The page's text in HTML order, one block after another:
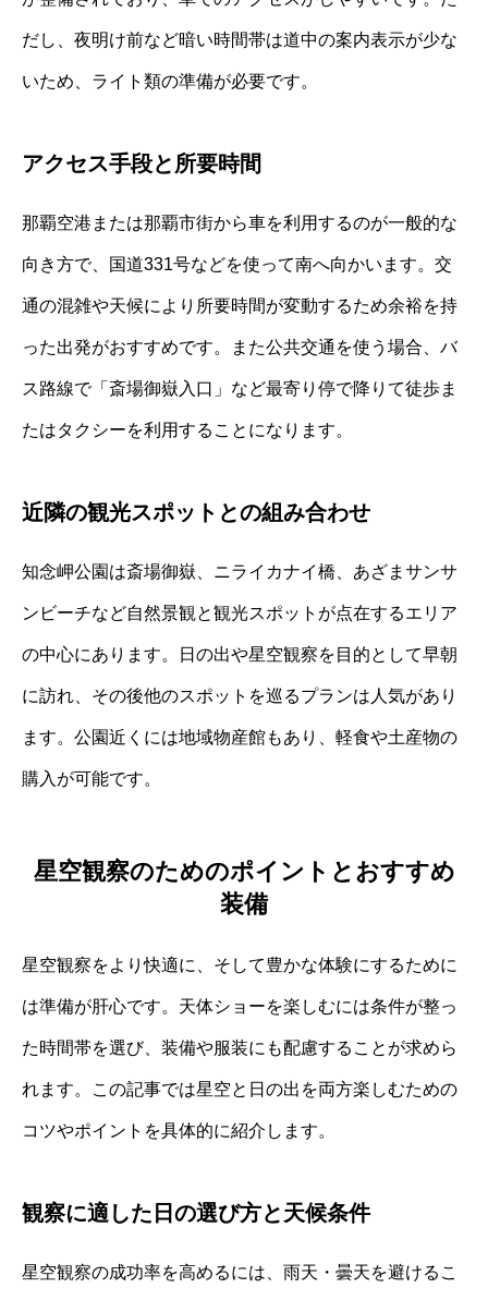
だし、夜明け前など暗い時間帯は道中の案内表示が少な
いため、ライト類の準備が必要です。
アクセス手段と所要時間
那覇空港または那覇市街から車を利用するのが一般的な
向き方で、国道331号などを使って南へ向かいます。交
通の混雑や天候により所要時間が変動するため余裕を持
った出発がおすすめです。また公共交通を使う場合、バ
ス路線で「斎場御嶽入口」など最寄り停で降りて徒歩ま
たはタクシーを利用することになります。
近隣の観光スポットとの組み合わせ
知念岬公園は斎場御嶽、ニライカナイ橋、あざまサンサ
ンビーチなど自然景観と観光スポットが点在するエリア
の中心にあります。日の出や星空観察を目的として早朝
に訪れ、その後他のスポットを巡るプランは人気があり
ます。公園近くには地域物産館もあり、軽食や土産物の
購入が可能です。
星空観察のためのポイントとおすすめ
装備
星空観察をより快適に、そして豊かな体験にするために
は準備が肝心です。天体ショーを楽しむには条件が整っ
た時間帯を選び、装備や服装にも配慮することが求めら
れます。この記事では星空と日の出を両方楽しむための
コツやポイントを具体的に紹介します。
観察に適した日の選び方と天候条件
星空観察の成功率を高めるには、雨天・曇天を避けるこ